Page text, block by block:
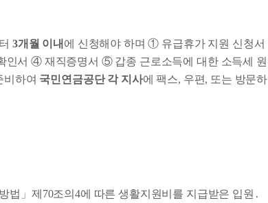
3개월 이내 에 신청해야 하며 ① 유급휴가 지원 신청서
서 ④ 재직증명서 ⑤ 갑종 근로소득에 대한 소득세 원
하여 국민연금공단 각 지사에 팩스, 우편, 또는 방문하
」제70조의4에 따른 생활지원비를 지급받은 입원․